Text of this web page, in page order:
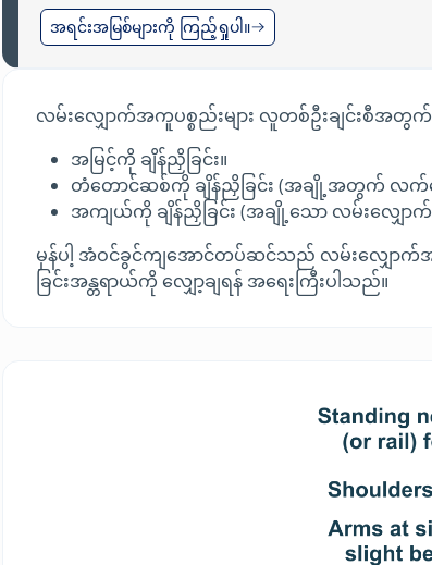
အရင်းအမြစ်များကို ကြည့်ရှုပါ။
လမ်းလျှောက်အကူပစ္စည်းများ လူတစ်ဦးချင်းစီအ
အမြင့်ကို ချိန်ညှိခြင်း။
တံတောင်ဆစ်ကို ချိန်ညှိခြင်း (အချို့အတွက် လက်ထ
အကျယ်ကို ချိန်ညှိခြင်း (အချို့သော လမ်းလျှောက်
မှန်ပါ့ အံဝင်ခွင်ကျအောင်တပ်ဆင်သည် လမ်းလျှေ
ခြင်းအန္တရာယ်ကို လျှော့ချရန် အရေးကြီးပါသည်။